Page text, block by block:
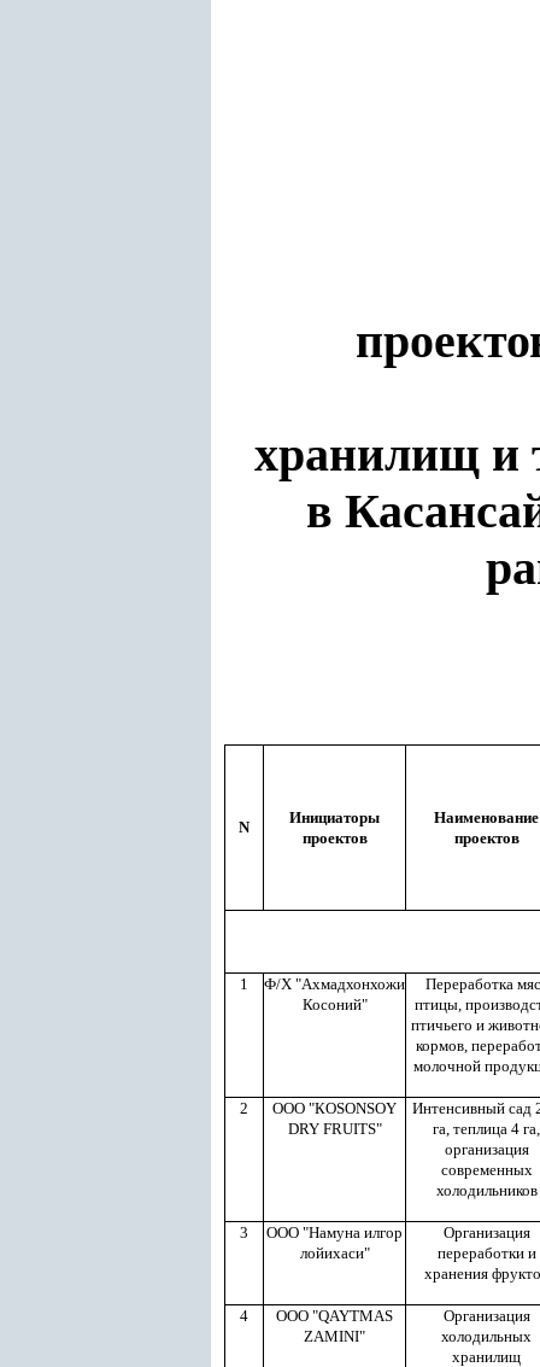
хранилищ и
в
N
Инициаторы
проектов
Наименование
проектов
1
Ф/Х "Ахмадхонхожи
Косоний"
Переработка
птицы,
птичьего и
кормов,
молочной
2
ООО "КOSONSOY
DRY FRUITS"
Интенсивный сад
га, теплица 4 га,
организация
современных
холодильников
3
ООО "Намуна илгор
лойихаси"
Организация
переработки и
хранения
4
ООО "QAYTMAS
ZAMINI"
Организация
холодильных
хранилищ